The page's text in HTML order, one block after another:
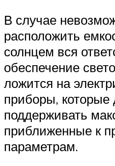
В случае
расположить
солнцем вся
обеспечение
ложится на
приборы,
поддерживать
приближенные к
параметрам.